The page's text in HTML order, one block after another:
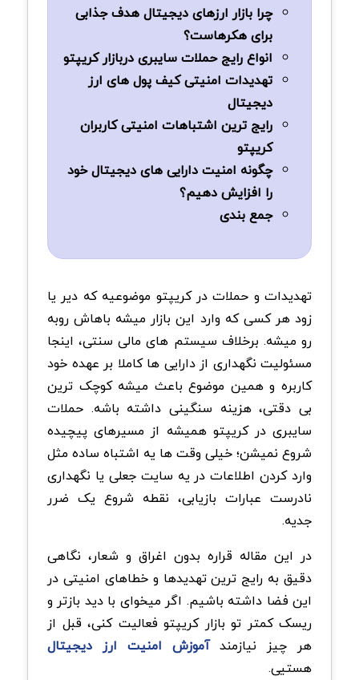
چرا بازار ارزهای دیجیتال هدف جذابی
برای هکرهاست؟
انواع رایج حملات سایبری دربازار کریپتو
تهدیدات امنیتی کیف پول های ارز
دیجیتال
رایج ترین اشتباهات امنیتی کاربران
کریپتو
چگونه امنیت دارایی های دیجیتال خود
را افزایش دهیم؟
جمع بندی
تهدیدات و حملات در کریپتو موضوعیه که دیر یا
زود هر کسی که وارد این بازار میشه باهاش روبه
رو میشه. برخلاف سیستم های مالی سنتی، اینجا
مسئولیت نگهداری از دارایی ها کاملا بر عهده خود
کاربره و همین موضوع باعث میشه کوچک ترین
بی دقتی، هزینه سنگینی داشته باشه. حملات
سایبری در کریپتو همیشه از مسیرهای پیچیده
شروع نمیشن؛ خیلی وقت ها یه اشتباه ساده مثل
وارد کردن اطلاعات در یه سایت جعلی یا نگهداری
نادرست عبارات بازیابی، نقطه شروع یک ضرر
جدیه.
در این مقاله قراره بدون اغراق و شعار، نگاهی
دقیق به رایج ترین تهدیدها و خطاهای امنیتی در
این فضا داشته باشیم. اگر میخوای با دید بازتر و
ریسک کمتر تو بازار کریپتو فعالیت کنی، قبل از
هر چیز نیازمندآموزش امنیت ارز دیجیتال
هستیی.